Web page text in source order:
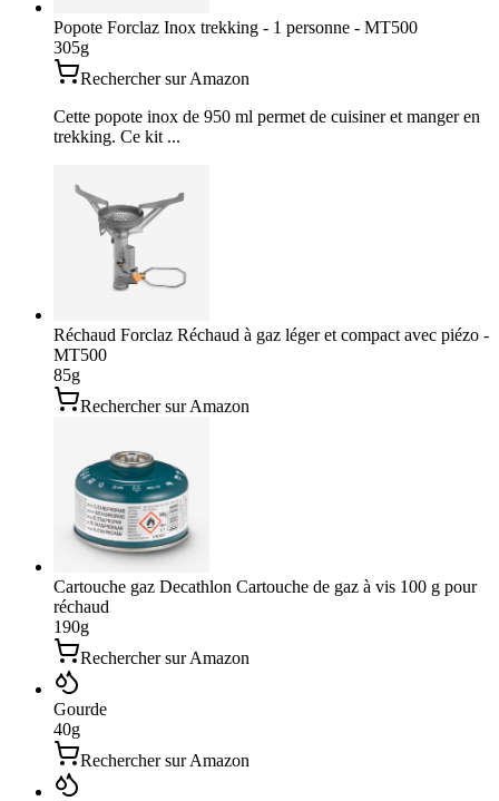
Popote Forclaz Inox trekking - 1 personne - MT500
305g
Rechercher sur Amazon
Cette popote inox de 950 ml permet de cuisiner et manger en
trekking. Ce kit ...
Réchaud Forclaz Réchaud à gaz léger et compact avec piézo -
MT500
85g
Rechercher sur Amazon
Cartouche gaz Decathlon Cartouche de gaz à vis 100 g pour
réchaud
190g
Rechercher sur Amazon
Gourde
40g
Rechercher sur Amazon